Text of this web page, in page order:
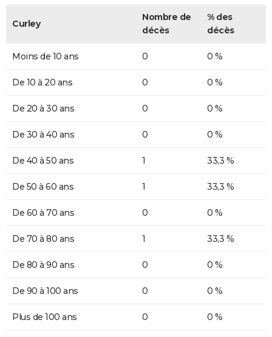
Curley
Nombre de
décès
% des
décès
Moins de 10 ans 0 0 %
De 10 à 20 ans 0 0 %
De 20 à 30 ans 0 0 %
De 30 à 40 ans 0 0 %
De 40 à 50 ans 1 33,3 %
De 50 à 60 ans 1 33,3 %
De 60 à 70 ans 0 0 %
De 70 à 80 ans 1 33,3 %
De 80 à 90 ans 0 0 %
De 90 à 100 ans 0 0 %
Plus de 100 ans 0 0 %